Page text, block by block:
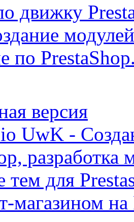
движку
по
версия
UwK -
разработка
тем для
магазином на